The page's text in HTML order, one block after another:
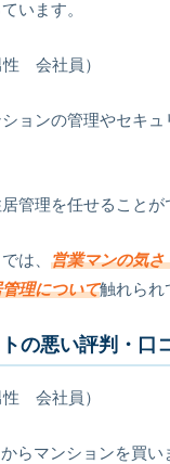
います。
会社員）
ョンの管理やセキ
管理を任せることが
は、 営業マンの気さ
理について触れられ
の悪い評判・口
会社員）
らマンションを買